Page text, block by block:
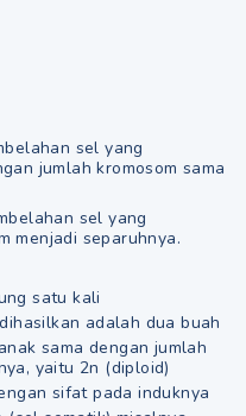
sel yang
jumlah kromosom sama
sel yang
menjadi separuhnya.
satu kali
adalah dua buah
sama dengan jumlah
yaitu 2n (diploid)
sifat pada induknya